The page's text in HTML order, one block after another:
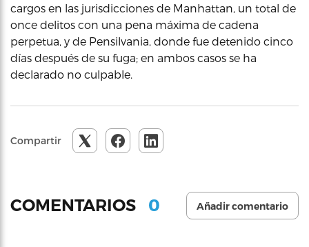
cargos en las jurisdicciones de Manhattan, un total de
once delitos con una pena máxima de cadena
perpetua, y de Pensilvania, donde fue detenido cinco
días después de su fuga; en ambos casos se ha
declarado no culpable.
Compartir
COMENTARIOS 0 Añadir comentario